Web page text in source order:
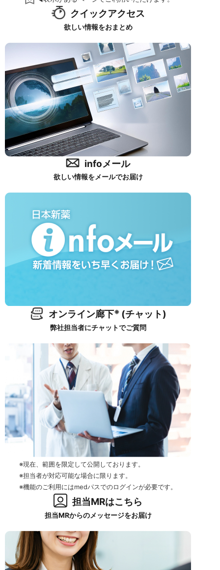
クイックアクセス
欲しい情報をおまとめ
infoメール
欲しい情報をメールでお届け
オンライン廊下※ (チャット)
弊社担当者にチャットでご質問
※現在、範囲を限定して公開しております。
※担当者が対応可能な場合に限ります。
※機能のご利用にはmedパスでのログインが必要です。
担当MRはこちら
担当MRからのメッセージをお届け